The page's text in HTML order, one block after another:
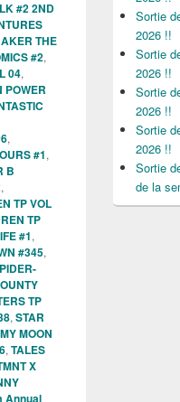
#2 2ND
THE
#2,
04,
POWER
,
#1,
B
,
TP VOL
TP
#1,
#345,
TP
, STAR
MOON
, TALES
X
Annual
Sortie
2026 !!
Sortie
2026 !!
Sortie
2026 !!
Sortie
2026 !!
Sortie
de la